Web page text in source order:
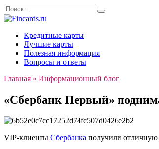
Перейти
к
Search
for:
Кредитные карты
Лучшие карты
Полезная информация
Вопросы и ответы
Главная » Информационный блог
«Сбербанк Первый»
VIP-клиенты Сбербанка получили отличную